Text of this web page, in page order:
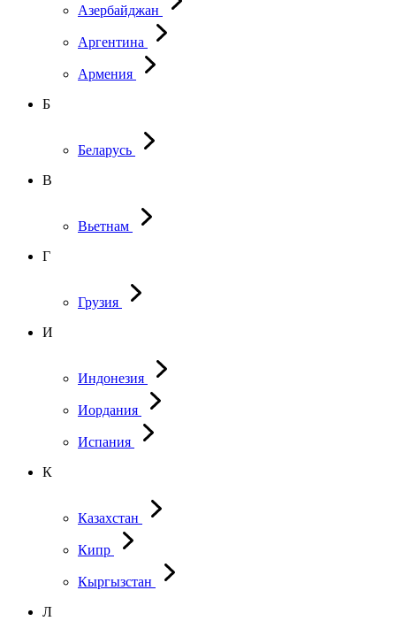
Азербайджан
Аргентина
Армения
Б
Беларусь
В
Вьетнам
Г
Грузия
И
Индонезия
Иордания
Испания
К
Казахстан
Кипр
Кыргызстан
Л